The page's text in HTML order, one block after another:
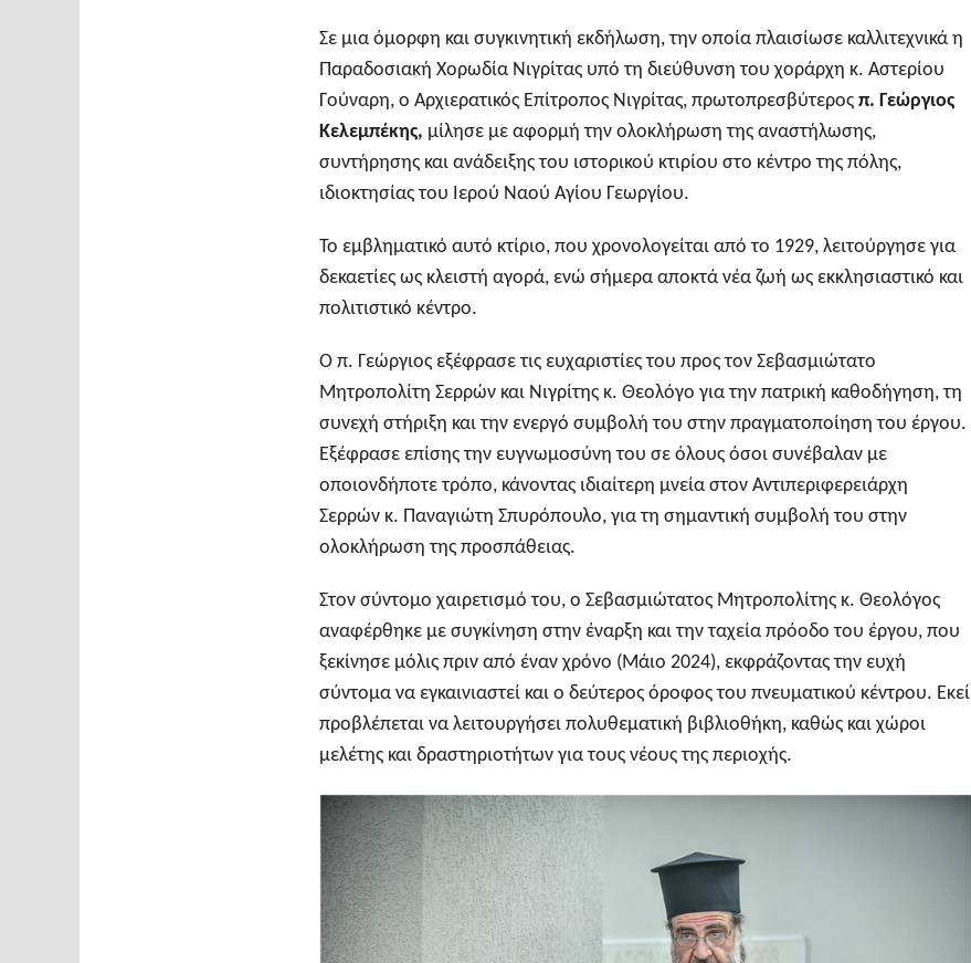
Σε μια όμορφη και συγκινητική εκδήλωση, την οποία πλαισίωσε καλλιτεχνικά η
Παραδοσιακή Χορωδία Νιγρίτας υπό τη διεύθυνση του χοράρχη κ. Αστερίου
Γούναρη, ο Αρχιερατικός Επίτροπος Νιγρίτας, πρωτοπρεσβύτεροςπ. Γεώργιος
Κελεμπέκης, μίλησε με αφορμή την ολοκλήρωση της αναστήλωσης,
συντήρησης και ανάδειξης του ιστορικού κτιρίου στο κέντρο της πόλης,
ιδιοκτησίας του Ιερού Ναού Αγίου Γεωργίου.
Το εμβληματικό αυτό κτίριο, που χρονολογείται από το 1929, λειτούργησε για
δεκαετίες ως κλειστή αγορά, ενώ σήμερα αποκτά νέα ζωή ως εκκλησιαστικό και
πολιτιστικό κέντρο.
Ο π. Γεώργιος εξέφρασε τις ευχαριστίες του προς τον Σεβασμιώτατο
Μητροπολίτη Σερρών και Νιγρίτης κ. Θεολόγο για την πατρική καθοδήγηση, τη
συνεχή στήριξη και την ενεργό συμβολή του στην πραγματοποίηση του έργου.
Εξέφρασε επίσης την ευγνωμοσύνη του σε όλους όσοι συνέβαλαν με
οποιονδήποτε τρόπο, κάνοντας ιδιαίτερη μνεία στον Αντιπεριφερειάρχη
Σερρών κ. Παναγιώτη Σπυρόπουλο, για τη σημαντική συμβολή του στην
ολοκλήρωση της προσπάθειας.
Στον σύντομο χαιρετισμό του, ο Σεβασμιώτατος Μητροπολίτης κ. Θεολόγος
αναφέρθηκε με συγκίνηση στην έναρξη και την ταχεία πρόοδο του έργου, που
ξεκίνησε μόλις πριν από έναν χρόνο (Μάιο 2024), εκφράζοντας την ευχή
σύντομα να εγκαινιαστεί και ο δεύτερος όροφος του πνευματικού κέντρου. Εκεί
προβλέπεται να λειτουργήσει πολυθεματική βιβλιοθήκη, καθώς και χώροι
μελέτης και δραστηριοτήτων για τους νέους της περιοχής.